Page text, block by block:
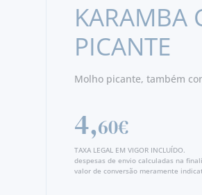
KARAMBA
PICANTE
Molho picante, também
4,60€
TAXA LEGAL EM VIGOR INCLUÍDO.
despesas de envio calculadas na
valor de conversão meramente